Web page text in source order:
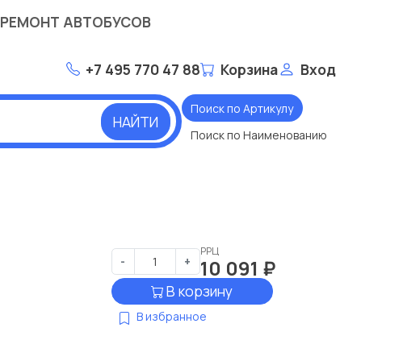
РЕМОНТ АВТОБУСОВ
+7 495 770 47 88 Корзина Вход
НАЙТИ
Поиск по Артикулу
Поиск по Наименованию
- +
РРЦ
10 091 ₽
В корзину
В избранное